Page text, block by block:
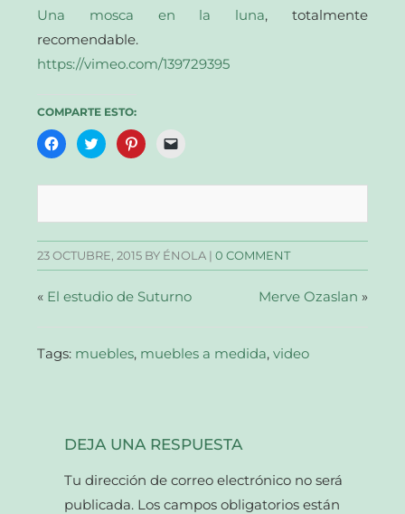
Una mosca en la luna, totalmente
recomendable.
https://vimeo.com/139729395
COMPARTE ESTO:
Haz
clic
en
abre
una
ventana
nueva)
Haz
clic
en
abre
una
ventana
nueva)
Haz
clic
en
abre
una
ventana
nueva)
Haz
clic
un
correo
a
un
amigo
abre
en
23 OCTUBRE, 2015 BY ÉNOLA |0 COMMENT
« El estudio de Suturno Merve Ozaslan »
Tags: muebles, muebles a medida,video
DEJA UNA RESPUESTA
Tu dirección de correo electrónico no será
publicada. Los campos obligatorios están